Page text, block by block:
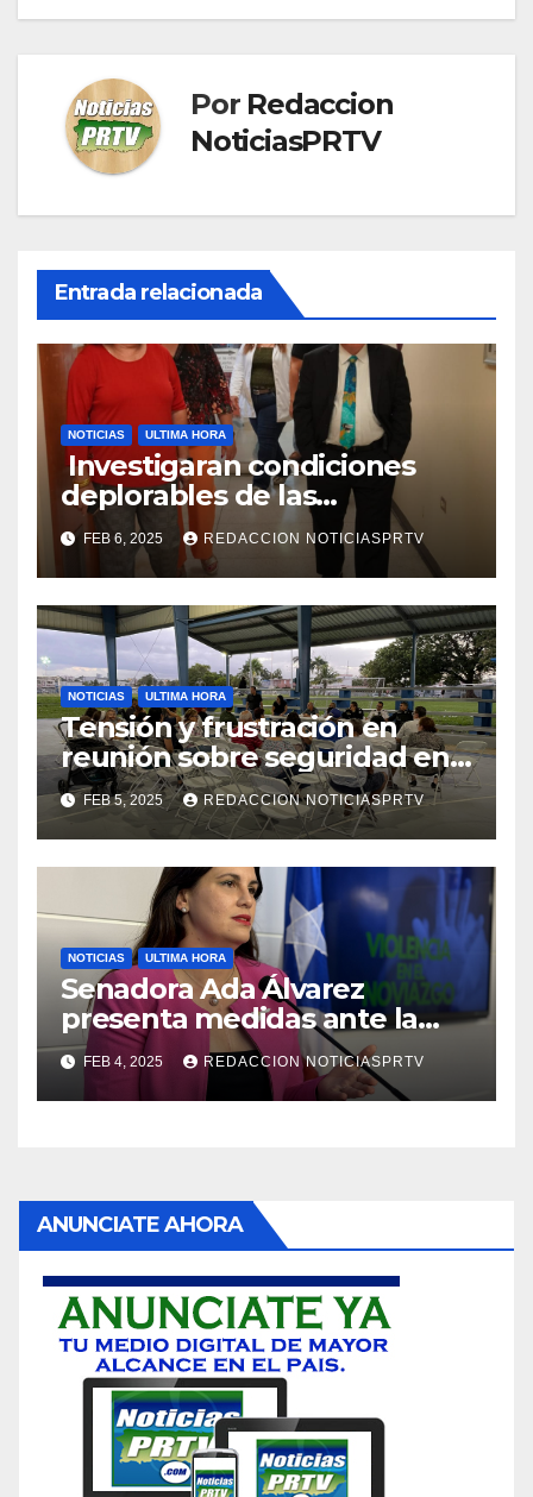
Por Redaccion
NoticiasPRTV
Entrada relacionada
NOTICIAS ULTIMA HORA
Investigaran condiciones
deplorables de las
facilidades el Departamento
de la Salud en Mayagüez
FEB 6, 2025 REDACCION NOTICIASPRTV
NOTICIAS ULTIMA HORA
Tensión y frustración en
reunión sobre seguridad en
Reparto Metropolitano
FEB 5, 2025 REDACCION NOTICIASPRTV
NOTICIAS ULTIMA HORA
Senadora Ada Álvarez
presenta medidas ante la
violencia en el noviazgo
FEB 4, 2025 REDACCION NOTICIASPRTV
ANUNCIATE AHORA